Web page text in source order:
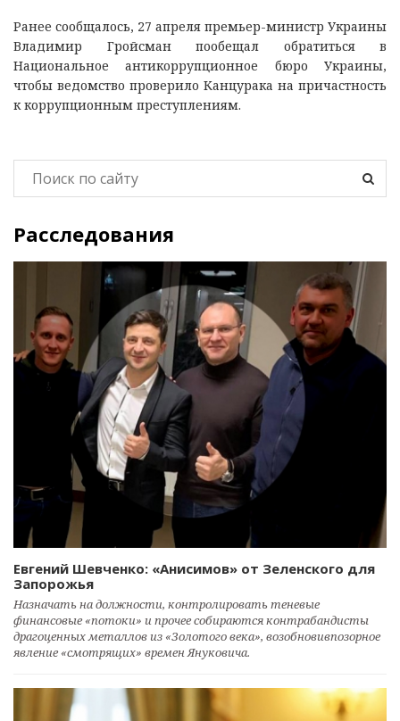
Ранее сообщалось, 27 апреля премьер-министр Украины
Владимир Гройсман пообещал обратиться в
Национальное антикоррупционное бюро Украины,
чтобы ведомство проверило Канцурака на причастность
к коррупционным преступлениям.
Расследования
Евгений Шевченко: «Анисимов» от Зеленского для
Запорожья
Назначать на должности, контролировать теневые
финансовые «потоки» и прочее собираются контрабандисты
драгоценных металлов из «Золотого века», возобновивпозорное
явление «смотрящих» времен Януковича.